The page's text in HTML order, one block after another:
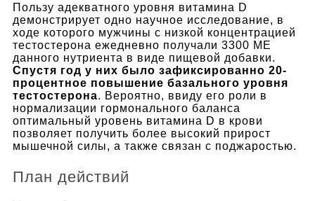
Пользу адекватного уровня витамина D
демонстрирует одно научное исследование, в
ходе которого мужчины с низкой концентрацией
тестостерона ежедневно получали 3300 МЕ
данного нутриента в виде пищевой добавки.
Спустя год у них было зафиксированно 20-
процентное повышение базального уровня
тестостерона. Вероятно, ввиду его роли в
нормализации гормонального баланса
оптимальный уровень витамина D в крови
позволяет получить более высокий прирост
мышечной силы, а также связан с поджаростью.
План действий